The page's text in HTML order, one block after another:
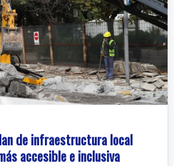
de infraestructura local
accesible e inclusiva